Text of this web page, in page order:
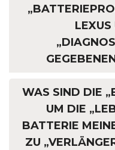
LEXUS
WAS SIND DIE
UM DIE
BATTERIE
ZU